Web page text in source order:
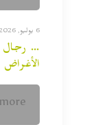
6 يوليو, 2026
… رجال
الأغراض